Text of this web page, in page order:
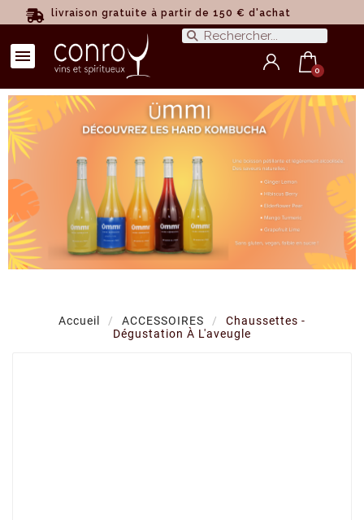
livraison gratuite à partir de 150 € d'achat
Accueil ACCESSOIRES
Chaussettes -
Dégustation À L'aveugle